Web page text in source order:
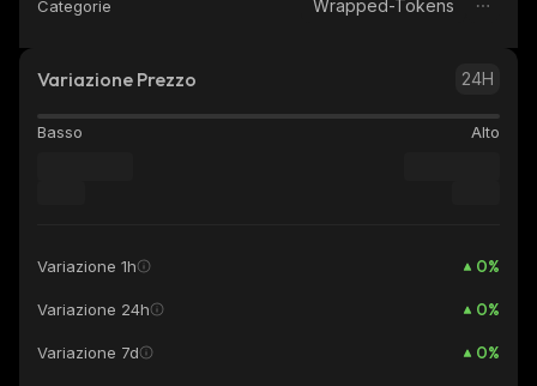
Categorie Wrapped-Tokens
Variazione Prezzo 24H
Basso Alto
Variazione 1h 0%
Variazione 24h 0%
Variazione 7d 0%